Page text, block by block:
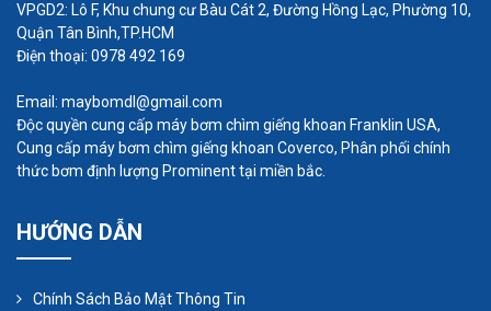
Phạm vi của các sản phẩm được sản xuất trong
dụng rộng rãi trong các ngành dầu khí, hóa dầu,
VPGD2: Lô F, Khu chung cư Bàu Cát 2, Đường Hồng Lạc, Phường 10,
Quận Tân Bình,TP.HCM
Điện thoại: 0978 492 169
Email: maybomdl@gmail.com
Độc quyền cung cấp máy bơm chìm giếng khoan Franklin USA,
Cung cấp máy bơm chìm giếng khoan Coverco, Phân phối chính
thức bơm định lượng Prominent tại miền bắc.
HƯỚNG DẪN
Chính Sách Bảo Mật Thông Tin